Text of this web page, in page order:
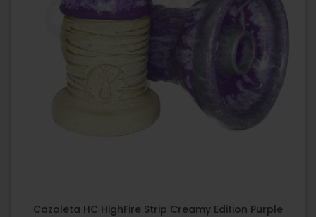
Cazoleta HC HighFire Strip Creamy Edition Purple